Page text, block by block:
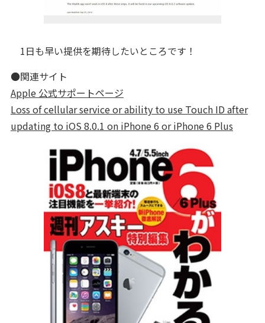
1日も早い提供を期待したいところです！
●関連サイト
Apple 公式サポートページ
Loss of cellular service or ability to use Touch ID after
updating to iOS 8.0.1 on iPhone 6 or iPhone 6 Plus